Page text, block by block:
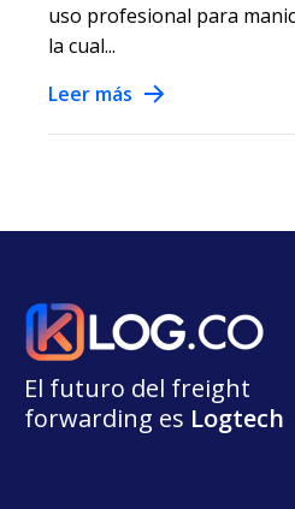
uso profesional para
la cual...
Leer más
El futuro del freight
forwarding es Logtech